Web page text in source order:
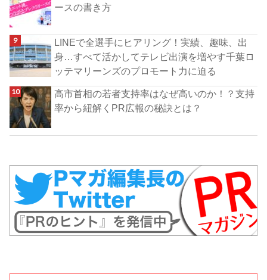
ースの書き方
LINEで全選手にヒアリング！実績、趣味、出
身…すべて活かしてテレビ出演を増やす千葉ロ
ッテマリーンズのプロモート力に迫る
高市首相の若者支持率はなぜ高いのか！？支持
率から紐解くPR広報の秘訣とは？